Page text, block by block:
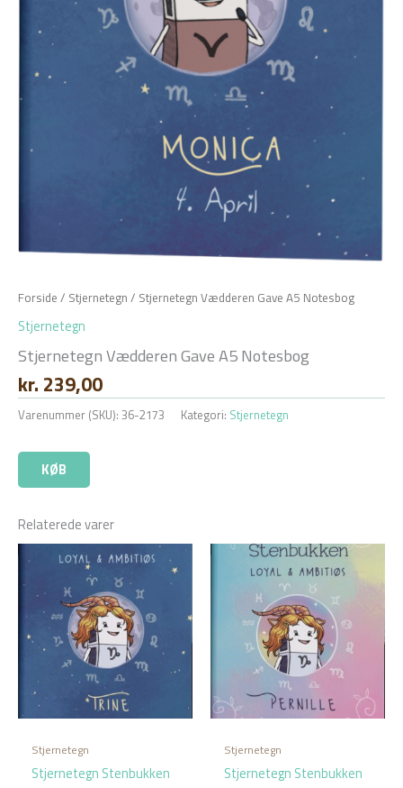
Forside / Stjernetegn / Stjernetegn Vædderen Gave A5 Notesbog
Stjernetegn
Stjernetegn Vædderen Gave A5 Notesbog
kr. 239,00
Varenummer (SKU): 36-2173 Kategori: Stjernetegn
KØB
Relaterede varer
Stjernetegn
Stjernetegn Stenbukken
Stjernetegn
Stjernetegn Stenbukken